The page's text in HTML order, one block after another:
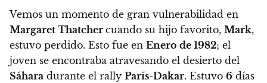
Vemos un momento de gran vulnerabilidad en
Margaret Thatcher cuando su hijo favorito, Mark,
estuvo perdido. Esto fue en Enero de 1982; el
joven se encontraba atravesando el desierto del
Sáhara durante el rally París-Dakar. Estuvo 6 días